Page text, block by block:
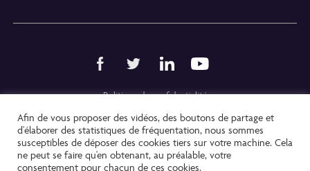
Politique de confidentialité
Mentions Légales
Copyright @ 2021
Afin de vous proposer des vidéos, des boutons de partage et
d'élaborer des statistiques de fréquentation, nous sommes
susceptibles de déposer des cookies tiers sur votre machine. Cela
ne peut se faire qu'en obtenant, au préalable, votre
consentement pour chacun de ces cookies.